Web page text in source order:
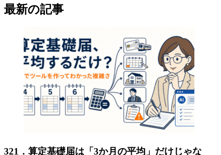
最新の記事
321．算定基礎届は「3か月の平均」だけじゃな